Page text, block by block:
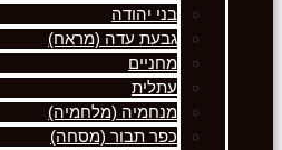
בני יהודה
גבעת עדה (מראח)
מחניים
עתלית
מנחמיה (מלחמיה)
כפר תבור (מסחה)